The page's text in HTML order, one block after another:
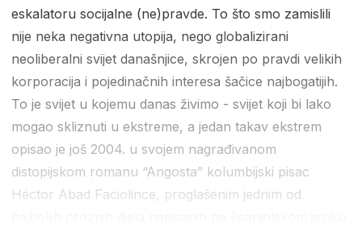
eskalatoru socijalne (ne)pravde. To što smo zamislili
nije neka negativna utopija, nego globalizirani
neoliberalni svijet današnjice, skrojen po pravdi velikih
korporacija i pojedinačnih interesa šačice najbogatijih.
To je svijet u kojemu danas živimo - svijet koji bi lako
mogao skliznuti u ekstreme, a jedan takav ekstrem
opisao je još 2004. u svojem nagrađivanom
distopijskom romanu “Angosta” kolumbijski pisac
Héctor Abad Faciolince, proglašenim jednim od